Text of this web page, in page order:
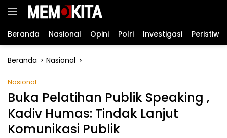
Langsung
Beranda Nasional Opini Polri Investigasi Peristiwa
Beranda Nasional
Nasional
Buka Pelatihan Publik Speaking ,
Kadiv Humas: Tindak Lanjut
Komunikasi Publik